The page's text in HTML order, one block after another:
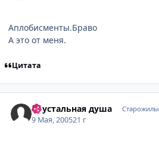
Аплобисменты.Браво
А это от меня.
Цитата
Хрустальная душа Старожилы
9 Мая, 200521 г